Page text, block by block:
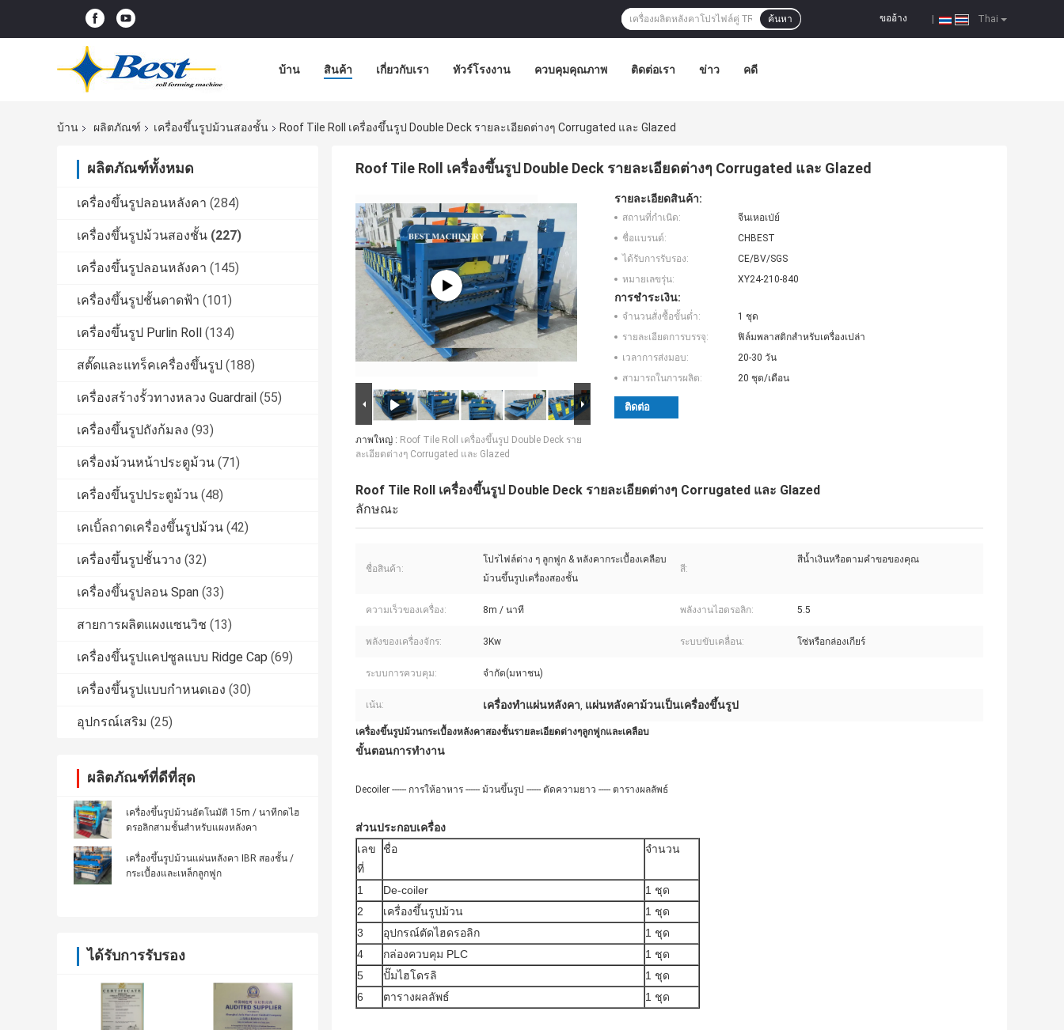
Thai
ขออ้าง
ค้นหา
บ้าน สินค้า เกี่ยวกับเรา ทัวร์โรงงาน ควบคุมคุณภาพ ติดต่อเรา ข่าว คดี
บ้าน ผลิตภัณฑ์ เครื่องขึ้นรูปม้วนสองชั้น Roof Tile Roll เครื่องขึ้นรูป Double Deck รายละเอียดต่างๆ Corrugated และ Glazed
ผลิตภัณฑ์ทั้งหมด
เครื่องขึ้นรูปลอนหลังคา (284)
เครื่องขึ้นรูปม้วนสองชั้น (227)
เครื่องขึ้นรูปลอนหลังคา (145)
เครื่องขึ้นรูปชั้นดาดฟ้า (101)
เครื่องขึ้นรูป Purlin Roll (134)
สตั๊ดและแทร็คเครื่องขึ้นรูป (188)
เครื่องสร้างรั้วทางหลวง Guardrail (55)
เครื่องขึ้นรูปถังก้มลง (93)
เครื่องม้วนหน้าประตูม้วน (71)
เครื่องขึ้นรูปประตูม้วน (48)
เคเบิ้ลถาดเครื่องขึ้นรูปม้วน (42)
เครื่องขึ้นรูปชั้นวาง (32)
เครื่องขึ้นรูปลอน Span (33)
สายการผลิตแผงแซนวิช (13)
เครื่องขึ้นรูปแคปซูลแบบ Ridge Cap (69)
เครื่องขึ้นรูปแบบกำหนดเอง (30)
อุปกรณ์เสริม (25)
ผลิตภัณฑ์ที่ดีที่สุด
เครื่องขึ้นรูปม้วนอัตโนมัติ 15m / นาทีกดไฮ
ดรอลิกสามชั้นสำหรับแผงหลังคา
เครื่องขึ้นรูปม้วนแผ่นหลังคา IBR สองชั้น /
กระเบื้องและเหล็กลูกฟูก
ได้รับการรับรอง
Roof Tile Roll เครื่องขึ้นรูป Double Deck รายละเอียดต่างๆ Corrugated และ Glazed
ภาพใหญ่ : Roof Tile Roll เครื่องขึ้นรูป Double Deck ราย
ละเอียดต่างๆ Corrugated และ Glazed
รายละเอียดสินค้า:
สถานที่กำเนิด:
จีนเหอเป่ย์
ชื่อแบรนด์:
CHBEST
ได้รับการรับรอง:
CE/BV/SGS
หมายเลขรุ่น:
XY24-210-840
การชำระเงิน:
จำนวนสั่งซื้อขั้นต่ำ:
1 ชุด
รายละเอียดการบรรจุ:
ฟิล์มพลาสติกสำหรับเครื่องเปล่า
เวลาการส่งมอบ:
20-30 วัน
สามารถในการผลิต:
20 ชุด/เดือน
ติดต่อ
Roof Tile Roll เครื่องขึ้นรูป Double Deck รายละเอียดต่างๆ Corrugated และ Glazed
ลักษณะ
ชื่อสินค้า:
โปรไฟล์ต่าง ๆ ลูกฟูก & หลังคากระเบื้องเคลือบ
ม้วนขึ้นรูปเครื่องสองชั้น
สี:
สีน้ำเงินหรือตามคำขอของคุณ
ความเร็วของเครื่อง: 8m / นาที พลังงานไฮดรอลิก: 5.5
พลังของเครื่องจักร: 3Kw ระบบขับเคลื่อน: โซ่หรือกล่องเกียร์
ระบบการควบคุม: จำกัด(มหาชน)
เน้น: เครื่องทำแผ่นหลังคา, แผ่นหลังคาม้วนเป็นเครื่องขึ้นรูป
เครื่องขึ้นรูปม้วนกระเบื้องหลังคาสองชั้นรายละเอียดต่างๆลูกฟูกและเคลือบ
ขั้นตอนการทำงาน
Decoiler ------ การให้อาหาร ------ ม้วนขึ้นรูป ------ ตัดความยาว ----- ตารางผลลัพธ์
ส่วนประกอบเครื่อง
เลข
ที่
ชื่อ จำนวน
1 De-coiler
1 ชุด
2
เครื่องขึ้นรูปม้วน
1 ชุด
3
อุปกรณ์ตัดไฮดรอลิก
1 ชุด
4
กล่องควบคุม PLC
1 ชุด
5
ปั๊มไฮโดรลิ
1 ชุด
6
ตารางผลลัพธ์ 1 ชุด